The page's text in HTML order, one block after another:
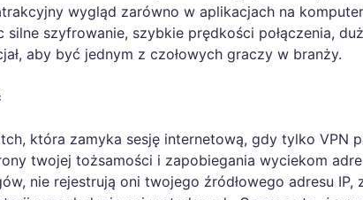
wygląd zarówno w aplikacjach na
silne szyfrowanie, szybkie prędkości połączenia,
aby być jednym z czołowych graczy w branży.
która zamyka sesję internetową, gdy tylko VPN
twojej tożsamości i zapobiegania wyciekom
nie rejestrują oni twojego źródłowego adresu IP,